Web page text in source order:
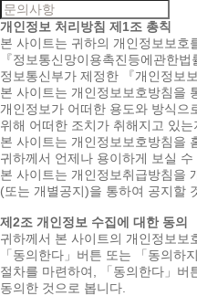
개인정보 처리방침 제1조 총칙
본 사이트는 귀하의 개인정보보호
『정보통신망이용촉진등에관한
정보통신부가 제정한 『개인정보
본 사이트는 개인정보보호방침을
개인정보가 어떠한 용도와 방식으
위해 어떠한 조치가 취해지고 있는
본 사이트는 개인정보보호방침을
귀하께서 언제나 용이하게 보실
본 사이트는 개인정보취급방침을
(또는 개별공지)을 통하여 공지할
제2조 개인정보 수집에 대한 동의
귀하께서 본 사이트의 개인정보보
「동의한다」버튼 또는 「동의하
절차를 마련하여, 「동의한다」버
동의한 것으로 봅니다.